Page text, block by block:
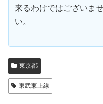
来るわけではございま
い。
東京都
東武東上線